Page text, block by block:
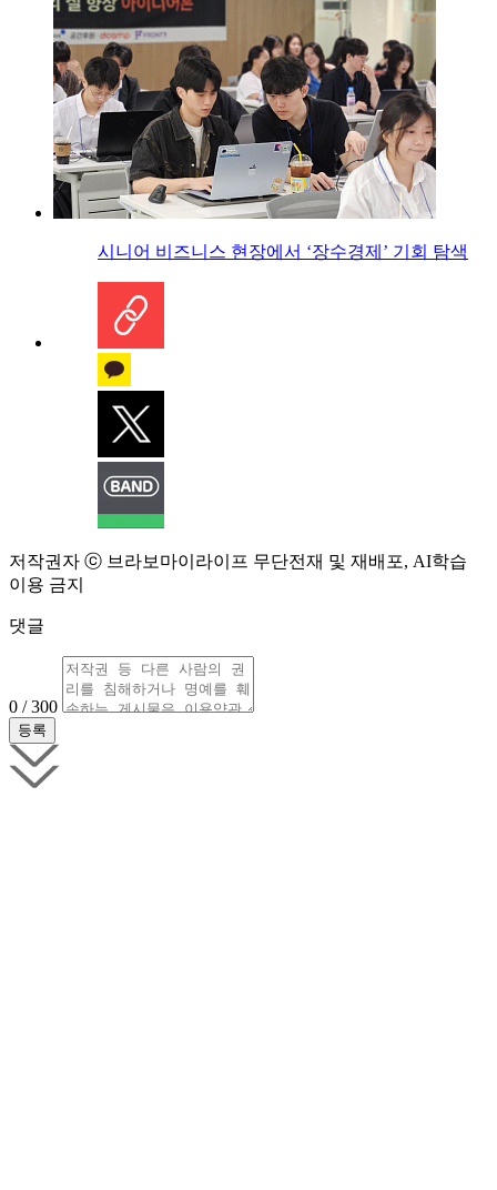
시니어 비즈니스 현장에서 ‘장수경제’ 기회 탐색
저작권자 ⓒ 브라보마이라이프 무단전재 및 재배포, AI학습
이용 금지
댓글
0 / 300